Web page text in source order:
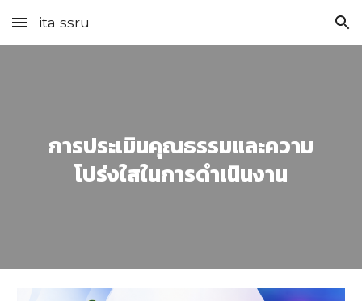
Skip to main content Skip to navigation
ita ssru
การประเมินคุณธรรมและความ
โปร่งใสในการดำเนินงาน